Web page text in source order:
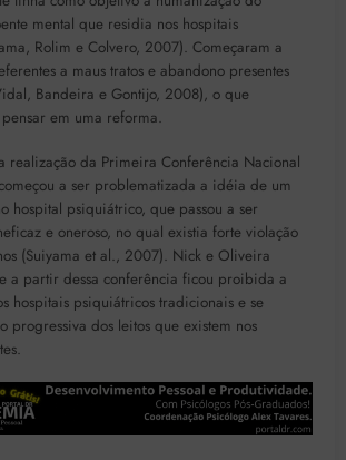
mental que residia nos hospitais
Rolim e Colvero, 2007). Começaram a
a maus tratos e abandono presentes
Bandeira e Gontijo, 2008), o que
em uma reforma.
realização da Primeira Conferência Nacional
a ser problematizada a idéia de um
hospital psiquiátrico, que passou a ser
e oneroso, no qual existia forte violação
(Suiyama et al., 2007). Nick e Oliveira
a partir dessa conferência ficou proibida a
hospitais psiquiátricos tradicionais e se
progressiva dos leitos que existem nos